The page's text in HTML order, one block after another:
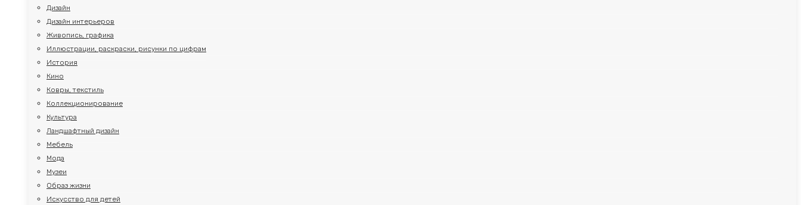
Дизайн
Дизайн интерьеров
Живопись, графика
Иллюстрации, раскраски, рисунки по цифрам
История
Кино
Ковры, текстиль
Коллекционирование
Культура
Ландшафтный дизайн
Мебель
Мода
Музеи
Образ жизни
Искусство для детей